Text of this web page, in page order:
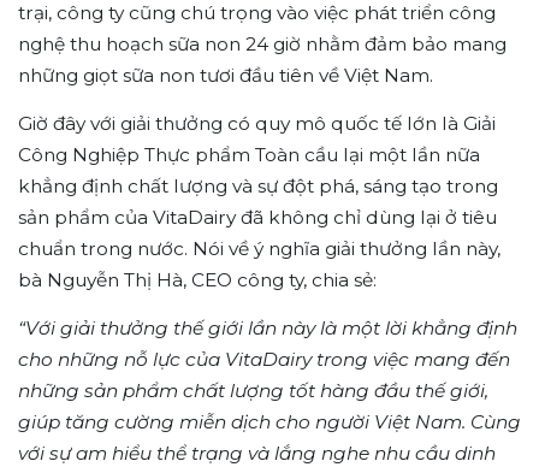
trại, công ty cũng chú trọng vào việc phát triển công
nghệ thu hoạch sữa non 24 giờ nhằm đảm bảo mang
những giọt sữa non tươi đầu tiên về Việt Nam.
Giờ đây với giải thưởng có quy mô quốc tế lớn là Giải
Công Nghiệp Thực phẩm Toàn cầu lại một lần nữa
khẳng định chất lượng và sự đột phá, sáng tạo trong
sản phẩm của VitaDairy đã không chỉ dùng lại ở tiêu
chuẩn trong nước. Nói về ý nghĩa giải thưởng lần này,
bà Nguyễn Thị Hà, CEO công ty, chia sẻ:
“Với giải thưởng thế giới lần này là một lời khẳng định
cho những nỗ lực của VitaDairy trong việc mang đến
những sản phẩm chất lượng tốt hàng đầu thế giới,
giúp tăng cường miễn dịch cho người Việt Nam. Cùng
với sự am hiểu thể trạng và lắng nghe nhu cầu dinh